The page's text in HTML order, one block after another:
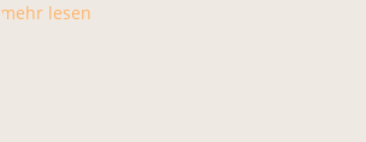
mehr lesen